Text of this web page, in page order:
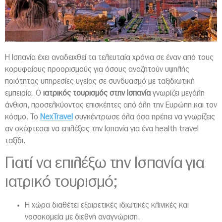
Η Ισπανία έχει αναδειχθεί τα τελευταία χρόνια σε έναν από τους
κορυφαίους προορισμούς για όσους αναζητούν υψηλής
ποιότητας υπηρεσίες υγείας σε συνδυασμό με ταξιδιωτική
εμπειρία. Ο ιατρικός τουρισμός στην Ισπανία γνωρίζει μεγάλη
άνθιση, προσελκύοντας επισκέπτες από όλη την Ευρώπη και τον
κόσμο. Το NexTravel συγκέντρωσε όλα όσα πρέπει να γνωρίζεις
αν σκέφτεσαι να επιλέξεις την Ισπανία για ένα health travel
ταξίδι.
Γιατί να επιλέξω την Ισπανία για
ιατρικό τουρισμό;
Η χώρα διαθέτει εξαιρετικές ιδιωτικές κλινικές και
νοσοκομεία με διεθνή αναγνώριση.